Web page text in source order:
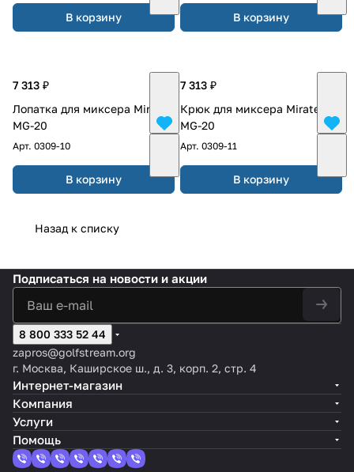
В корзину В корзину
7 313 ₽
Лопатка для миксера Miratek
MG-20
Арт. 0309-10
В корзину
7 313 ₽
Крюк для миксера Miratek
MG-20
Арт. 0309-11
В корзину
Назад к списку
Подписаться на новости и акции
8 800 333 52 44
zapros@golfstream.org
г. Москва, Каширское ш., д. 3, корп. 2, стр. 4
Интернет-магазин
Компания
Услуги
Помощь